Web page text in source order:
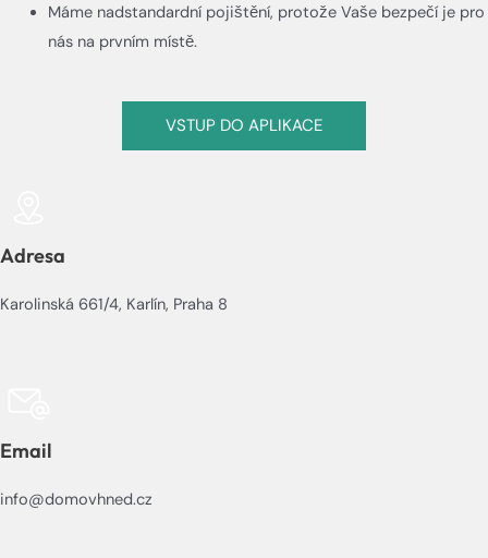
Máme nadstandardní pojištění, protože Vaše bezpečí je pro
nás na prvním místě.
VSTUP DO APLIKACE
Adresa
Karolinská 661/4, Karlín, Praha 8
Email
info@domovhned.cz